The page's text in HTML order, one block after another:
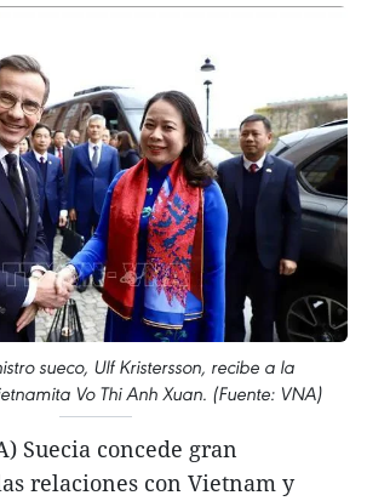
sueco, Ulf Kristersson, recibe a la
Vo Thi Anh Xuan. (Fuente: VNA)
Suecia concede gran
relaciones con Vietnam y